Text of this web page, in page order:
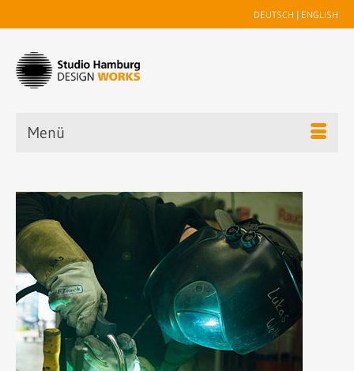
DEUTSCH | ENGLISH
Menü